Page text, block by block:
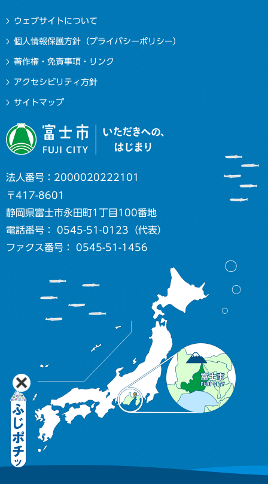
ウェブサイトについて
個人情報保護方針（プライバシーポリシー）
著作権・免責事項・リンク
アクセシビリティ方針
サイトマップ
法人番号：2000020222101
〒417-8601
静岡県富士市永田町1丁目100番地
電話番号： 0545-51-0123（代表）
ファクス番号： 0545-51-1456